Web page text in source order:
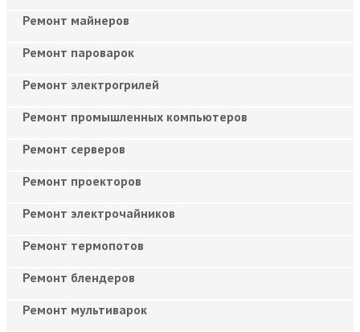
Ремонт майнеров
Ремонт пароварок
Ремонт электрогрилей
Ремонт промышленных компьютеров
Ремонт серверов
Ремонт проекторов
Ремонт электрочайников
Ремонт термопотов
Ремонт блендеров
Ремонт мультиварок